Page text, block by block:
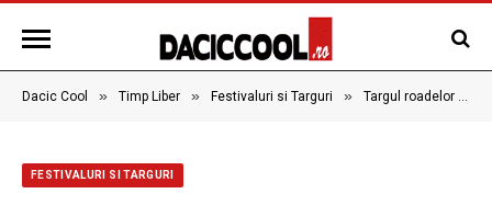
Dacic Cool » Timp Liber » Festivaluri si Targuri » Targul roadelor de toamna – Invie Traditia
FESTIVALURI SI TARGURI